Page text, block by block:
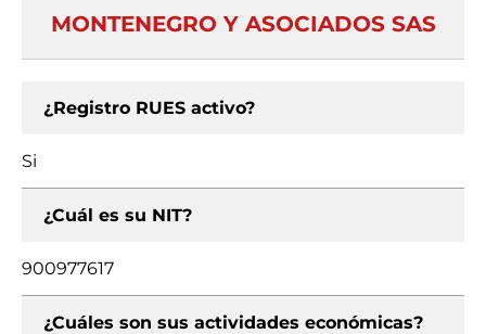
MONTENEGRO Y ASOCIADOS SAS
¿Registro RUES activo?
Si
¿Cuál es su NIT?
900977617
¿Cuáles son sus actividades económicas?